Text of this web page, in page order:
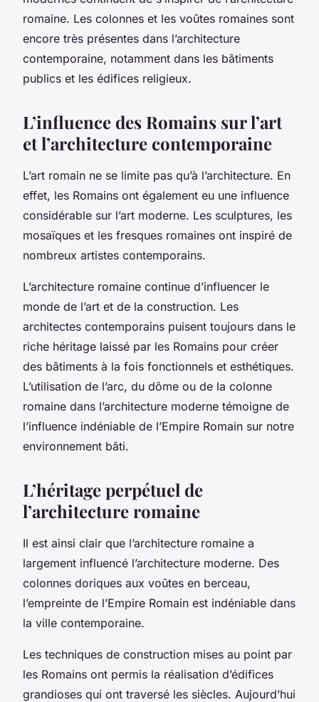
romaine. Les colonnes et les voûtes romaines sont
encore très présentes dans l’architecture
contemporaine, notamment dans les bâtiments
publics et les édifices religieux.
L’influence des Romains sur l’art
et l’architecture contemporaine
L’art romain ne se limite pas qu’à l’architecture. En
effet, les Romains ont également eu une influence
considérable sur l’art moderne. Les sculptures, les
mosaïques et les fresques romaines ont inspiré de
nombreux artistes contemporains.
L’architecture romaine continue d’influencer le
monde de l’art et de la construction. Les
architectes contemporains puisent toujours dans le
riche héritage laissé par les Romains pour créer
des bâtiments à la fois fonctionnels et esthétiques.
L’utilisation de l’arc, du dôme ou de la colonne
romaine dans l’architecture moderne témoigne de
l’influence indéniable de l’Empire Romain sur notre
environnement bâti.
L’héritage perpétuel de
l’architecture romaine
Il est ainsi clair que l’architecture romaine a
largement influencé l’architecture moderne. Des
colonnes doriques aux voûtes en berceau,
l’empreinte de l’Empire Romain est indéniable dans
la ville contemporaine.
Les techniques de construction mises au point par
les Romains ont permis la réalisation d’édifices
grandioses qui ont traversé les siècles. Aujourd’hui